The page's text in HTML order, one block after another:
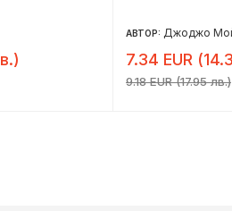
АВТОР: Джоджо
7.34 EUR
9.18 EUR (17.95 лв.)